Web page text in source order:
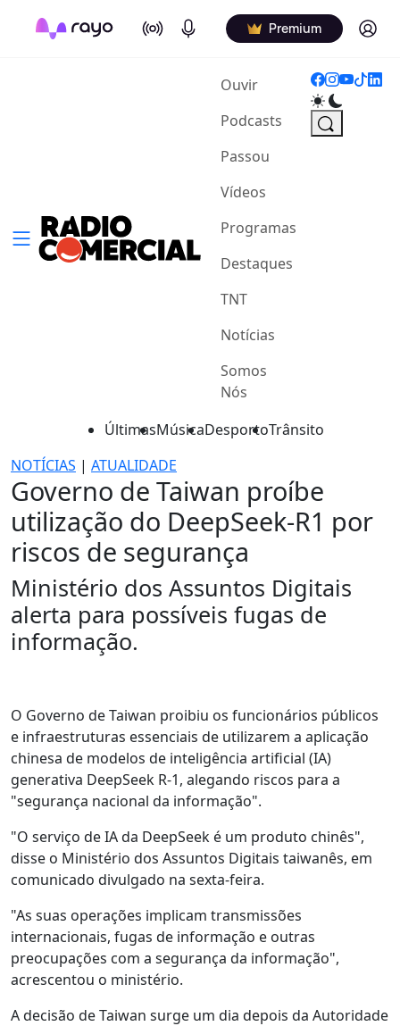
On Air Podcasts Premium Log in
Ouvir(current)
Podcasts
Passou
Vídeos
Programas
Destaques
TNT
Notícias
Somos
Nós
ÚltimasMúsicaDesportoTrânsito
NOTÍCIAS | ATUALIDADE
Governo de Taiwan proíbe
utilização do DeepSeek-R1 por
riscos de segurança
Ministério dos Assuntos Digitais
alerta para possíveis fugas de
informação.
O Governo de Taiwan proibiu os funcionários públicos
e infraestruturas essenciais de utilizarem a aplicação
chinesa de modelos de inteligência artificial (IA)
generativa DeepSeek R-1, alegando riscos para a
"segurança nacional da informação".
"O serviço de IA da DeepSeek é um produto chinês",
disse o Ministério dos Assuntos Digitais taiwanês, em
comunicado divulgado na sexta-feira.
"As suas operações implicam transmissões
internacionais, fugas de informação e outras
preocupações com a segurança da informação",
acrescentou o ministério.
A decisão de Taiwan surge um dia depois da Autoridade